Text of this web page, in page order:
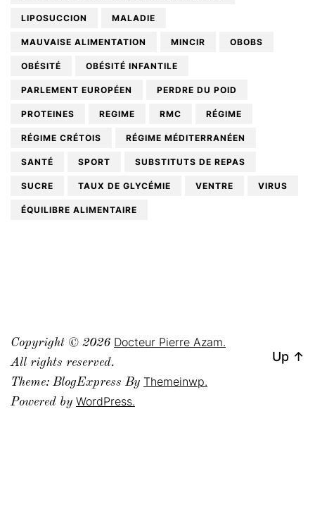
LIPOSUCCION MALADIE
MAUVAISE ALIMENTATION MINCIR OBOBS
OBÉSITÉ OBÉSITÉ INFANTILE
PARLEMENT EUROPÉEN PERDRE DU POID
PROTEINES REGIME RMC RÉGIME
RÉGIME CRÉTOIS RÉGIME MÉDITERRANÉEN
SANTÉ SPORT SUBSTITUTS DE REPAS
SUCRE TAUX DE GLYCÉMIE VENTRE VIRUS
ÉQUILIBRE ALIMENTAIRE
Copyright © 2026 Docteur Pierre Azam.
All rights reserved.
Theme: BlogExpress By Themeinwp.
Powered by WordPress.
Up ↑